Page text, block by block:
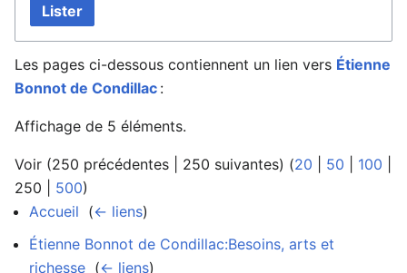
Lister
Les pages ci-dessous contiennent un lien vers Étienne
Bonnot de Condillac :
Affichage de 5 éléments.
Voir (250 précédentes 250 suivantes) (20 50 100
250
500)
Accueil (← liens)
Étienne Bonnot de Condillac:Besoins, arts et
richesse (← liens)